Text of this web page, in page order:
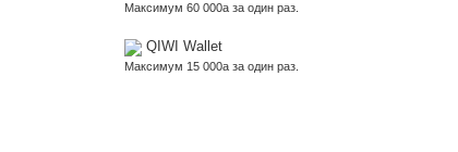
Максимум 60 000a за один раз.
QIWI Wallet
Максимум 15 000a за один раз.